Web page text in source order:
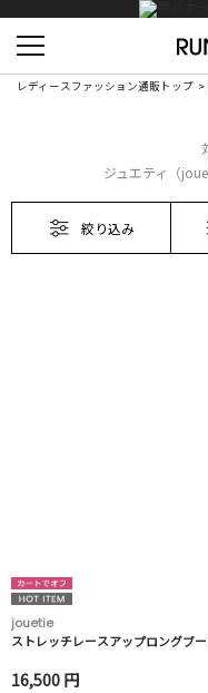
レディースファッション通販トップ
ジュエティ（
絞り込み
jouetie
ストレッチレースアップロングブ
16,500 円